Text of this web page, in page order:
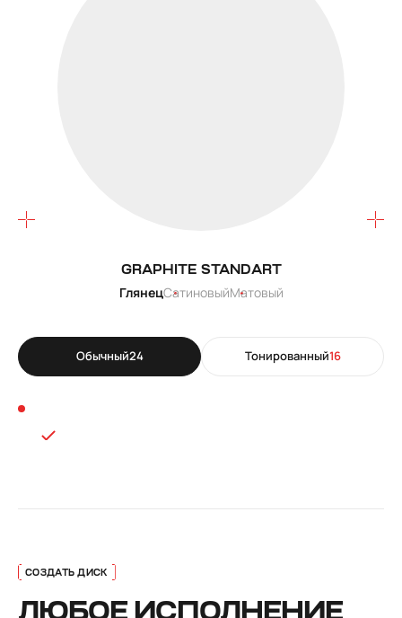
Обычный24 Тонированный16
GRAPHITE STANDART
ГлянецСатиновыйМатовый
ЛЮБОЕ ИСПОЛНЕНИЕ